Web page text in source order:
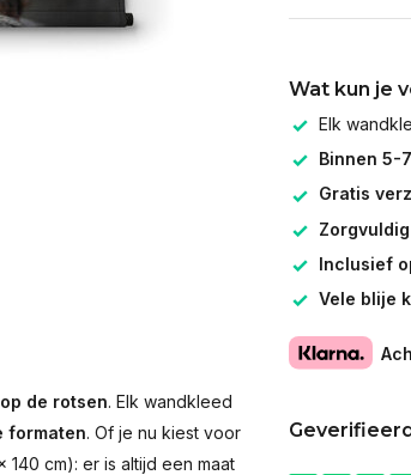
de rotsen. Elk wandkleed
formaten. Of je nu kiest voor
cm): er is altijd een maat
Wat kun je
Elk
Binnen 5-
Gratis
Inclusief
Vele blije